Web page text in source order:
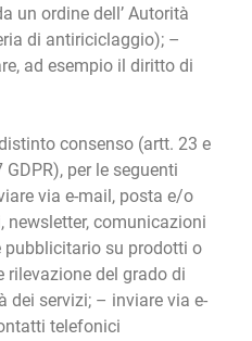
un ordine dell’ Autorità
di antiriciclaggio); –
ad esempio il diritto di
consenso (artt. 23 e
per le seguenti
via e-mail, posta e/o
comunicazioni
su prodotti o
del grado di
dei servizi; – inviare via e-
telefonici